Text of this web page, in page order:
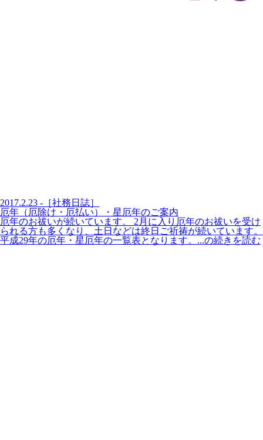
2017.2.23 -［社務日誌］
厄年（厄除け・厄払い）・星厄年のご案内
厄年のお祓いが続いています。 2月に入り厄年のお祓いを受け
られる方も多くなり、土日などは終日ご祈祷が続いています。
平成29年の厄年・星厄年の一覧表となります。...の続きを読む